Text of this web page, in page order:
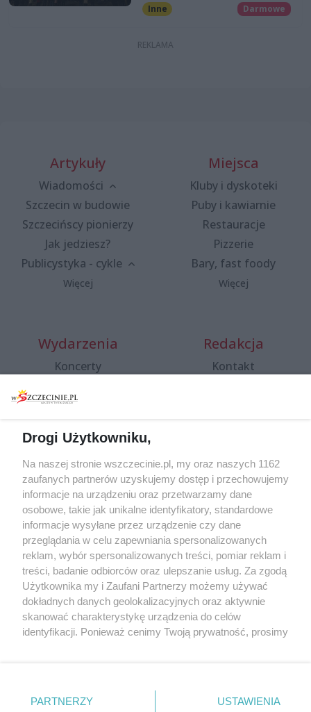
Inne Darmowe
Artykuły
Wiadomości
Szczecin w budowie
Szczecińscy pionierzy
Jak jedziesz?
Publicystyka - cykle
Więcej
Miejsca
Kluby i dyskoteki
Puby i kawiarnie
Restauracje
Pizzerie
Bary, fast foody
Więcej
Wydarzenia
Koncerty
Spacery i oprowadzania
targi
Wernisaże
Więcej
Redakcja
Kontakt
Specjalny koncert z okazji
20. urodzin portalu
wSzczecinie.pl
Regulamin konkursów
śniadaniówka "Hej
Szczecin! Jest piątek!"
Partnerzy
Praca Szczecin
Drogi Użytkowniku,
Na naszej stronie wszczecinie.pl, my oraz naszych 1162
zaufanych partnerów uzyskujemy dostęp i przechowujemy
informacje na urządzeniu oraz przetwarzamy dane
osobowe, takie jak unikalne identyfikatory, standardowe
informacje wysyłane przez urządzenie czy dane
przeglądania w celu zapewniania spersonalizowanych
reklam, wybór spersonalizowanych treści, pomiar reklam i
treści, badanie odbiorców oraz ulepszanie usług. Za zgodą
Użytkownika my i Zaufani Partnerzy możemy używać
dokładnych danych geolokalizacyjnych oraz aktywnie
skanować charakterystykę urządzenia do celów
identyfikacji. Ponieważ cenimy Twoją prywatność, prosimy
prywatności znajdujący się w lewym dolnym rogu strony
. Niektóre rodzaje przetwarzania danych nie wymagają
PARTNERZY USTAWIENIA